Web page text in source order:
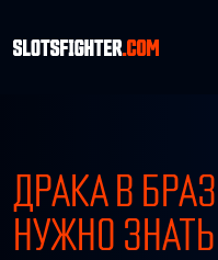
ДРАКА В
НУЖНО ЗНАТЬ